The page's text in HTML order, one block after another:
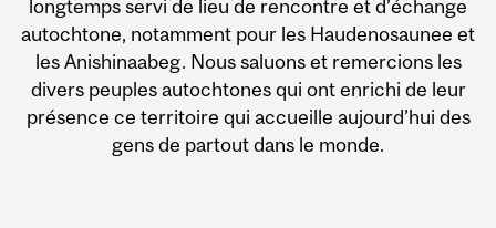
longtemps servi de lieu de rencontre et d’échange
autochtone, notamment pour les Haudenosaunee et
les Anishinaabeg. Nous saluons et remercions les
divers peuples autochtones qui ont enrichi de leur
présence ce territoire qui accueille aujourd’hui des
gens de partout dans le monde.